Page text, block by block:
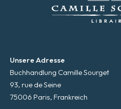
Unsere Adresse
Buchhandlung Camille Sourget
93, rue de Seine
75006 Paris, Frankreich